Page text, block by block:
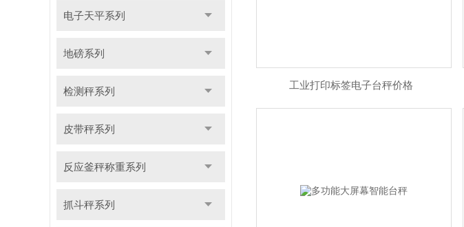
电子天平系列
地磅系列
检测秤系列
皮带秤系列
反应釜秤称重系列
抓斗秤系列
工业打印标签电子台秤价格